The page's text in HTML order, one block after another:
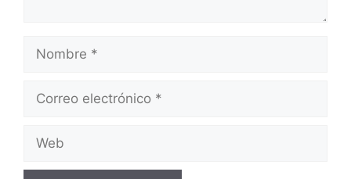
electrónico